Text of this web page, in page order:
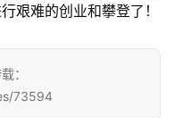
艰难的创业和攀登了！
：
73594